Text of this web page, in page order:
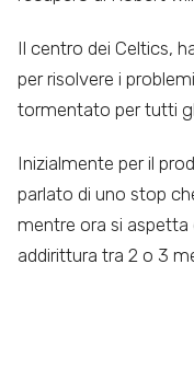
Il centro dei Celtics,
per risolvere i
tormentato per tutti
Inizialmente per il
parlato di uno stop
mentre ora si aspetta
addirittura tra 2 o 3